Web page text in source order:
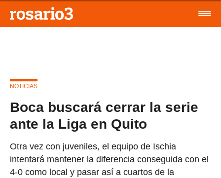
NOTICIAS
Boca buscará cerrar la serie
ante la Liga en Quito
Otra vez con juveniles, el equipo de Ischia
intentará mantener la diferencia conseguida con el
4-0 como local y pasar así a cuartos de la